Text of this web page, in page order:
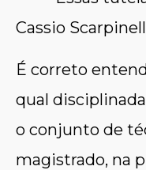
Cassio
É correto
qual
o conjunto de
magistrado, na